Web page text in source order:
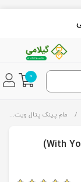
0
/ مام پینک پتال ویت یو (With You PinkPetal Roll)